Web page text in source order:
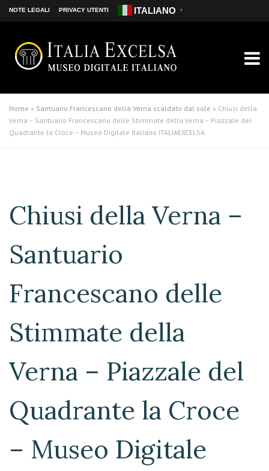
NOTE LEGALI PRIVACY UTENTI ITALIANO ▼
Home » Santuario Francescano della Verna scaldato dal sole » Chiusi della
Verna – Santuario Francescano delle Stimmate della Verna – Piazzale del
Quadrante la Croce – Museo Digitale Italiano ITALIAEXCELSA
Chiusi della Verna –
Santuario
Francescano delle
Stimmate della
Verna – Piazzale del
Quadrante la Croce
– Museo Digitale